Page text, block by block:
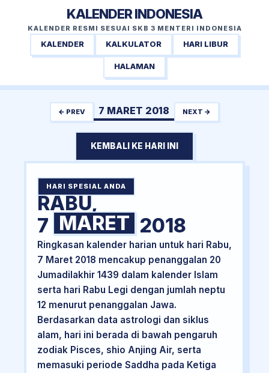
KALENDER INDONESIA
KALENDER RESMI SESUAI SKB 3 MENTERI INDONESIA
KALENDER KALKULATOR HARI LIBUR
HALAMAN
← PREV 7 MARET 2018 NEXT →
KEMBALI KE HARI INI
HARI SPESIAL ANDA
RABU,
7 MARET 2018
Ringkasan kalender harian untuk hari Rabu,
7 Maret 2018 mencakup penanggalan 20
Jumadilakhir 1439 dalam kalender Islam
serta hari Rabu Legi dengan jumlah neptu
12 menurut penanggalan Jawa.
Berdasarkan data astrologi dan siklus
alam, hari ini berada di bawah pengaruh
zodiak Pisces, shio Anjing Air, serta
memasuki periode Saddha pada Ketiga